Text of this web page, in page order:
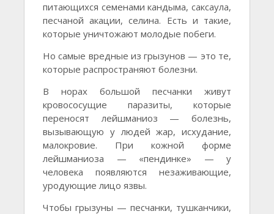
питающихся семенами кандыма, саксаула,
песчаной акации, селина. Есть и такие,
которые уничтожают молодые побеги.
Но самые вредные из грызунов — это те,
которые распространяют болезни.
В норах большой песчанки живут
кровососущие паразиты, которые
переносят лейшманиоз — болезнь,
вызывающую у людей жар, исхудание,
малокровие. При кожной форме
лейшманиоза — «пендинке» — у
человека появляются незаживающие,
уродующие лицо язвы.
Чтобы грызуны — песчанки, тушканчики,